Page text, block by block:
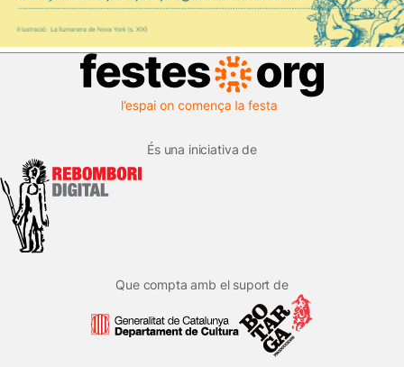
És una iniciativa de
Que compta amb el suport de